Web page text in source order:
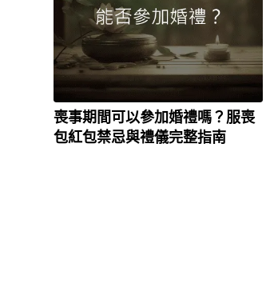
喪事期間可以參加婚禮嗎？服喪
包紅包禁忌與禮儀完整指南